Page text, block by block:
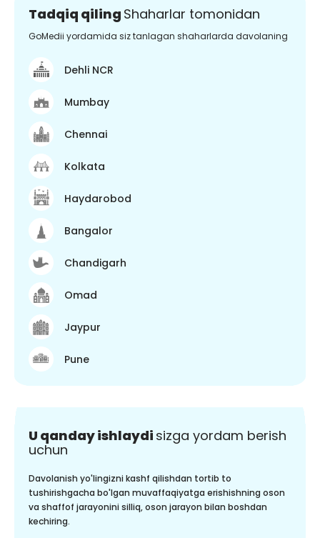
Tadqiq qiling Shaharlar tomonidan
GoMedii yordamida siz tanlagan shaharlarda davolaning
Dehli NCR
Mumbay
Chennai
Kolkata
Haydarobod
Bangalor
Chandigarh
Omad
Jaypur
Pune
U qanday ishlaydi sizga yordam berish
uchun
Davolanish yo'lingizni kashf qilishdan tortib to
tushirishgacha bo'lgan muvaffaqiyatga erishishning oson
va shaffof jarayonini silliq, oson jarayon bilan boshdan
kechiring.